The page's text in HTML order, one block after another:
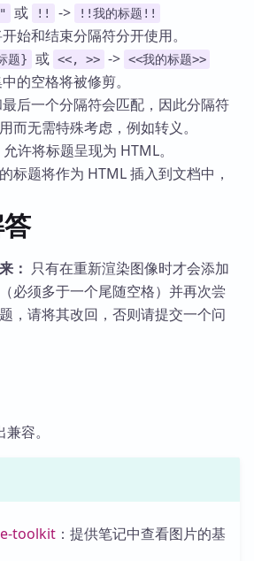
或 !! -> !!我的标题!!
始和结束分隔符分开使用。
题} 或 <<, >> -> <<我的标题>>
的空格将被修剪。
后一个分隔符会匹配，因此分隔符
而无需特殊考虑，例如转义。
允许将标题呈现为 HTML。
标题将作为 HTML 插入到文档中，
： 只有在重新渲染图像时才会添加
必须多于一个尾随空格）并再次尝
，请将其改回，否则请提交一个问
容。
toolkit：提供笔记中查看图片的基